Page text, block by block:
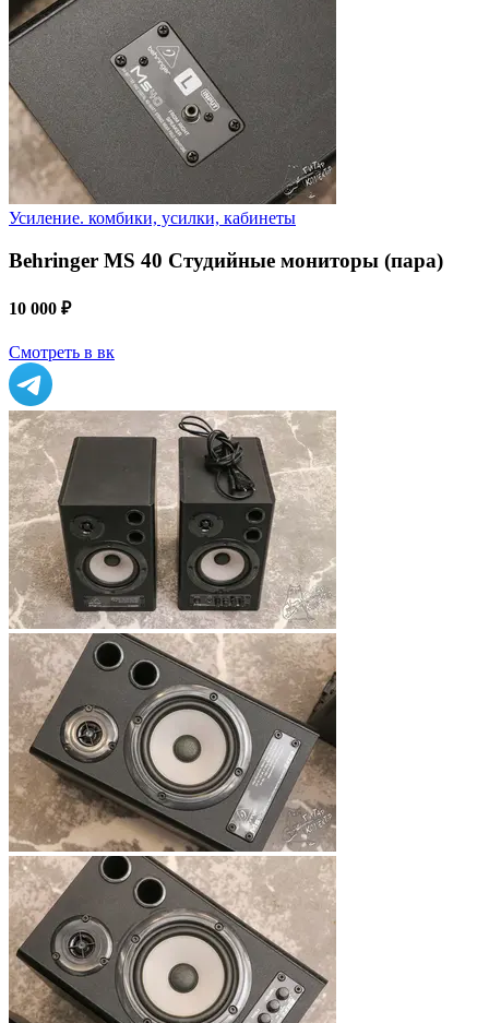
Усиление. комбики, усилки, кабинеты
Behringer MS 40 Студийные мониторы (пара)
10 000 ₽
Смотреть в вк